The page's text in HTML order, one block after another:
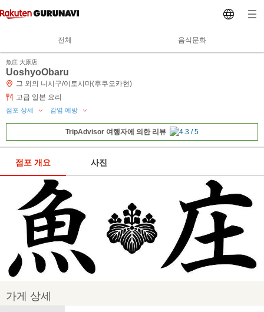
전체 음식문화
魚庄 大原店
UoshyoObaru
그 외의 니시구/이토시마(후쿠오카현)
고급 일본 요리
점포 상세 감염 예방
TripAdvisor 여행자에 의한 리뷰
점포 개요 사진
가게 상세